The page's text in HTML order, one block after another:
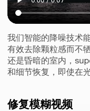
我们智能的降噪技术
有效去除颗粒感而不
还是昏暗的室内，
和细节恢复，即使在
修复模糊视频